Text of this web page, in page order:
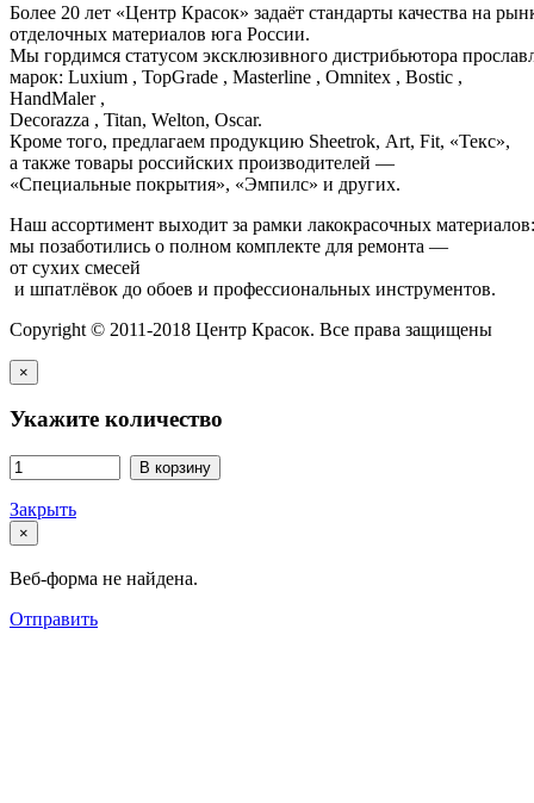
Более 20 лет «Центр Красок» задаёт стандарты качества на
отделочных материалов юга России.
Мы гордимся статусом эксклюзивного дистрибьютора
марок: Luxium , TopGrade , Masterline , Omnitex , Bostic ,
HandMaler ,
Decorazza , Titan, Welton, Oscar.
Кроме того, предлагаем продукцию Sheetrok, Art, Fit, «Текс»,
а также товары российских производителей —
«Специальные покрытия», «Эмпилс» и других.
Наш ассортимент выходит за рамки лакокрасочных
мы позаботились о полном комплекте для ремонта —
от сухих смесей
и шпатлёвок до обоев и профессиональных инструментов.
Copyright © 2011-2018 Центр Красок. Все права защищены
×
Укажите количество
В корзину
Закрыть
×
Веб-форма не найдена.
Отправить